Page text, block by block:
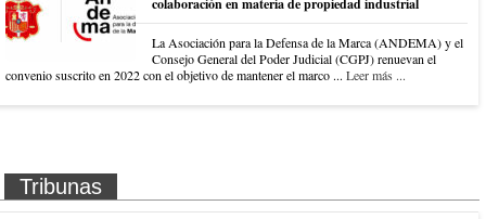
La Asociación para la Defensa de la Marca (ANDEMA) y el
Consejo General del Poder Judicial (CGPJ) renuevan el
convenio suscrito en 2022 con el objetivo de mantener el marco ... Leer más ...
Tribunas